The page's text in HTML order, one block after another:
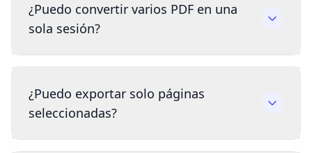
¿Puedo convertir varios PDF en una
sola sesión?
¿Puedo exportar solo páginas
seleccionadas?